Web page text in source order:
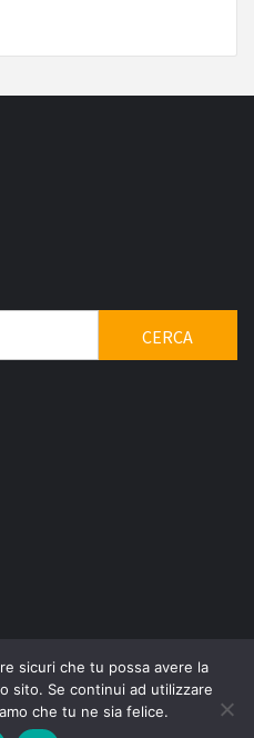
Indie
Tales
Fuoriposto
Serie
Tv
Promozione
Chi
siamoper
sicuri che tu possa avere la
sito. Se continui ad utilizzare
che tu ne sia felice.